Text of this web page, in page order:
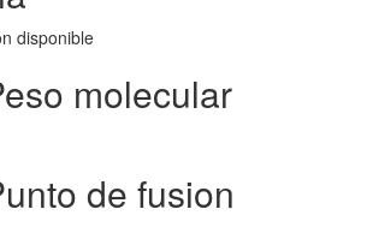
disponible
molecular
de fusion